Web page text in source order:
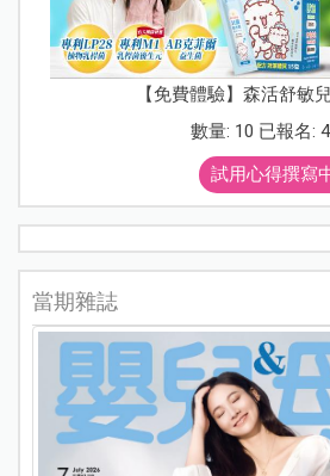
【免費體驗】森活舒敏
數量: 10 已報名:
試用心得撰寫
當期雜誌